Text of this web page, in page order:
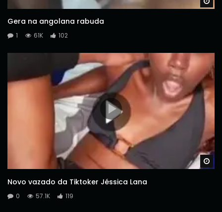
Gera na angolana rabuda
1 61K 102
Novo vazado da Tiktoker Jéssica Lana
0 57.1K 119